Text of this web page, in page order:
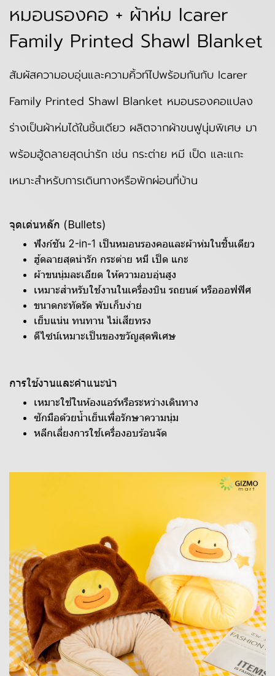
หมอนรองคอ + ผ้าห่ม Icarer
Family Printed Shawl Blanket
สัมผัสความอบอุ่นและความคิ้วท์ไปพร้อมกันกับ Icarer
Family Printed Shawl Blanket หมอนรองคอแปลง
ร่างเป็นผ้าห่มได้ในชิ้นเดียว ผลิตจากผ้าขนฟูนุ่มพิเศษ มา
พร้อมฮู้ดลายสุดน่ารัก เช่น กระต่าย หมี เป็ด และแกะ
เหมาะสำหรับการเดินทางหรือพักผ่อนที่บ้าน
จุดเด่นหลัก (Bullets)
ฟังก์ชัน 2-in-1 เป็นหมอนรองคอและผ้าห่มในชิ้นเดียว
ฮู้ดลายสุดน่ารัก กระต่าย หมี เป็ด แกะ
ผ้าขนนุ่มละเอียด ให้ความอบอุ่นสูง
เหมาะสำหรับใช้งานในเครื่องบิน รถยนต์ หรือออฟฟิศ
ขนาดกะทัดรัด พับเก็บง่าย
เย็บแน่น ทนทาน ไม่เสียทรง
ดีไซน์เหมาะเป็นของขวัญสุดพิเศษ
การใช้งานและคำแนะนำ
เหมาะใช้ในห้องแอร์หรือระหว่างเดินทาง
ซักมือด้วยน้ำเย็นเพื่อรักษาความนุ่ม
หลีกเลี่ยงการใช้เครื่องอบร้อนจัด